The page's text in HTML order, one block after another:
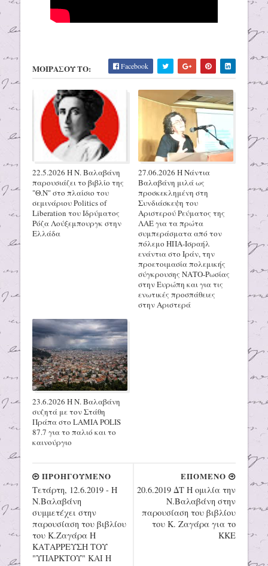
ΜΟΙΡΑΣΟΥ ΤΟ: Facebook
22.5.2026 H N. Βαλαβάνη
παρουσιάζει το βιβλίο της
"Θ.Ν" στο πλαίσιο του
σεμινάριου Politics of
Liberation του Ιδρύματος
Ρόζα Λούξεμπουργκ στην
Ελλάδα
27.06.2026 H Νάντια
Βαλαβάνη μιλά ως
προσκεκλημένη στη
Συνδιάσκεψη του
Αριστερού Ρεύματος της
ΛΑΕ για τα πρώτα
συμπεράσματα από τον
πόλεμο ΗΠΑ-Ισραήλ
ενάντια στο Ιράν, την
προετοιμασία πολεμικής
σύγκρουσης ΝΑΤΟ-Ρωσίας
στην Ευρώπη και για τις
ενωτικές προσπάθειες
στην Αριστερά
23.6.2026 Η Ν. Βαλαβάνη
συζητά με τον Στάθη
Πράπα στο LAMIA POLIS
87.7 για το παλιό και το
καινούργιο
ΕΠΟΜΕΝΟ
20.6.2019 ΔΤ Η ομιλία την
Ν.Βαλαβάνη στην
παρουσίαση του βιβλίου
του Κ. Ζαγάρα για το
ΚΚΕ
ΠΡΟΗΓΟΥΜΕΝΟ
Τετάρτη, 12.6.2019 - Η
Ν.Βαλαβάνη
συμμετέχει στην
παρουσίαση του βιβλίου
του Κ.Ζαγάρα Η
ΚΑΤΑΡΡΕΥΣΗ ΤΟΥ
"ΥΠΑΡΚΤΟΥ" ΚΑΙ Η